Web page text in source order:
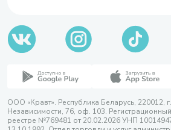
ООО «Кравт». Республика Беларусь, 220012,
Независимости, 76, оф. 103.
реестре №769481 от 20.02.2026 УНП